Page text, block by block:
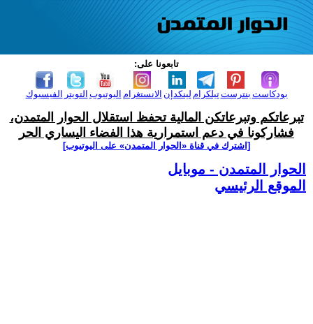
تابعونا على:
الفيسبوك التويتر اليوتيوب الانستغرام لينكدإن تيلكرامبنترست بودكاست
تبرعاتكم وتبرعاتكن المالية تحفظ استقلال الحوار المتمدن،
فشاركونا في دعم استمرارية هذا الفضاء اليساري الحر
[اشترك في قناة ‫«الحوار المتمدن» على اليوتيوب]
الحوار المتمدن - موبايل
الموقع الرئيسي